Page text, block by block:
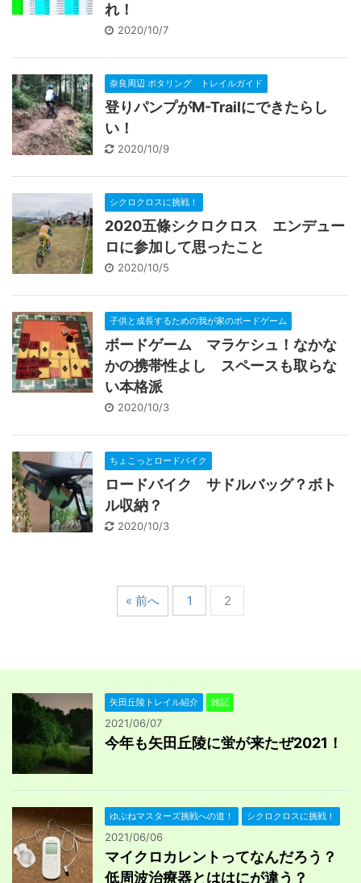
れ！
2020/10/7
奈良周辺 ポタリング トレイルガイド
登りパンプがM-Trailにできたらし
い！
2020/10/9
シクロクロスに挑戦！
2020五條シクロクロス エンデュー
ロに参加して思ったこと
2020/10/5
子供と成長するための我が家のボードゲーム
ボードゲーム マラケシュ！なかな
かの携帯性よし スペースも取らな
い本格派
2020/10/3
ちょこっとロードバイク
ロードバイク サドルバッグ？ボト
ル収納？
2020/10/3
« 前へ 1 2
矢田丘陵トレイル紹介 雑記
2021/06/07
今年も矢田丘陵に蛍が来たぜ2021！
ゆぶねマスターズ挑戦への道！ シクロクロスに挑戦！
2021/06/06
マイクロカレントってなんだろう？
低周波治療器とははにが違う？